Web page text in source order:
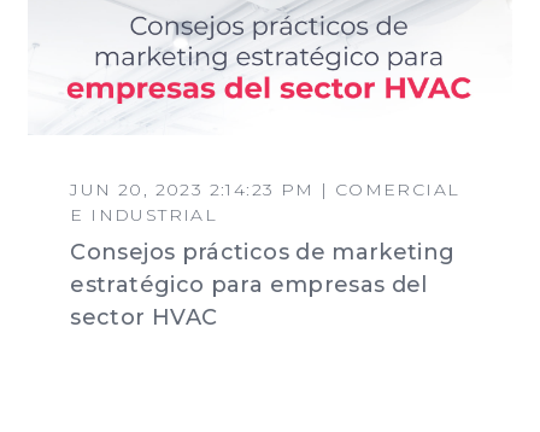
JUN 20, 2023 2:14:23 PM | COMERCIAL
E INDUSTRIAL
Consejos prácticos de marketing
estratégico para empresas del
sector HVAC